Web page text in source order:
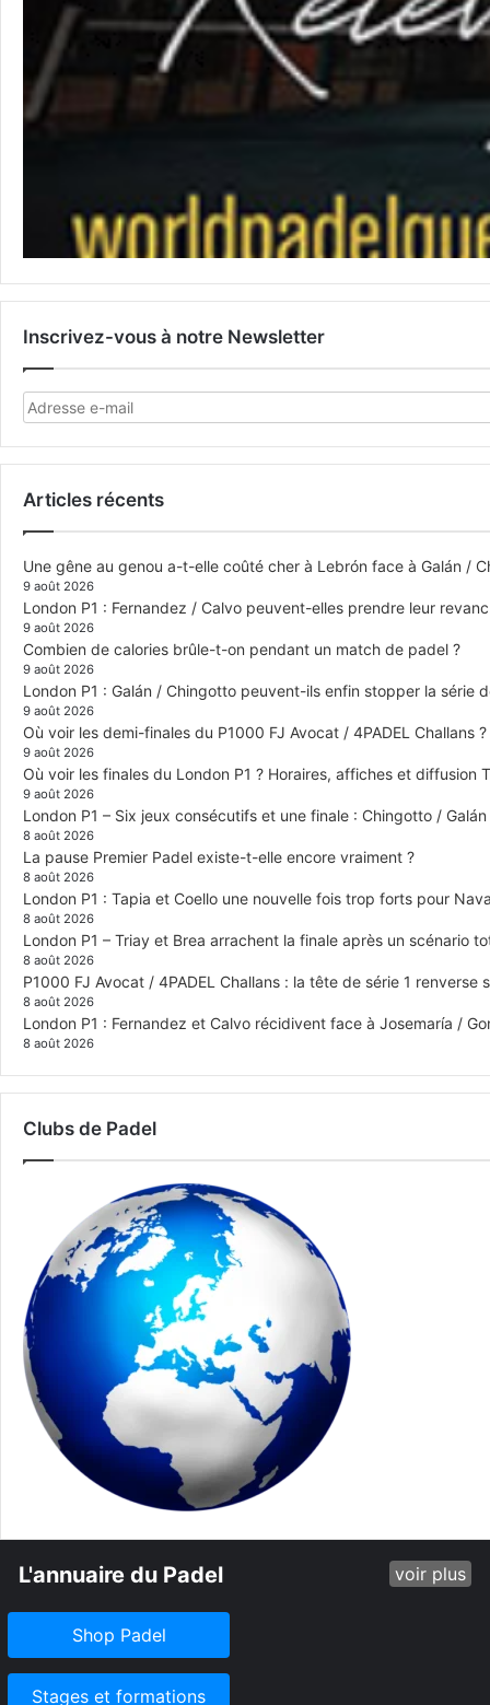
Inscrivez-vous à notre Newsletter
Articles récents
Une gêne au genou a-t-elle coûté cher à Lebrón face à Galán /
9 août 2026
London P1 : Fernandez / Calvo peuvent-elles prendre leur
9 août 2026
Combien de calories brûle-t-on pendant un match de padel ?
9 août 2026
London P1 : Galán / Chingotto peuvent-ils enfin stopper la série
9 août 2026
Où voir les demi-finales du P1000 FJ Avocat / 4PADEL Challans ?
9 août 2026
Où voir les finales du London P1 ? Horaires, affiches et diffusion
9 août 2026
London P1 – Six jeux consécutifs et une finale : Chingotto /
8 août 2026
La pause Premier Padel existe-t-elle encore vraiment ?
8 août 2026
London P1 : Tapia et Coello une nouvelle fois trop forts pour
8 août 2026
London P1 – Triay et Brea arrachent la finale après un scénario
8 août 2026
P1000 FJ Avocat / 4PADEL Challans : la tête de série 1
8 août 2026
London P1 : Fernandez et Calvo récidivent face à Josemaría /
8 août 2026
Clubs de Padel
L'annuaire du Padel voir plus
Shop Padel
Stages et formations